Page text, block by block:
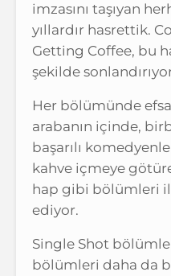
imzasını taşıyan
yıllardır hasrettik.
Getting Coffee, bu
şekilde
Her bölümünde
arabanın içinde,
başarılı
kahve içmeye
hap gibi bölümleri
ediyor.
Single Shot
bölümleri daha da